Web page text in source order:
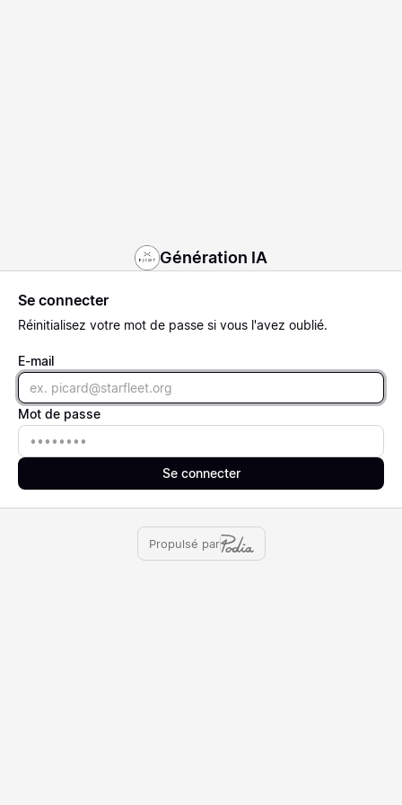
Génération IA
Se connecter
Réinitialisez votre mot de passe si vous l'avez oublié.
E-mail
Email
Mot de passe
Mot de passe
Se connecter
Propulsé par